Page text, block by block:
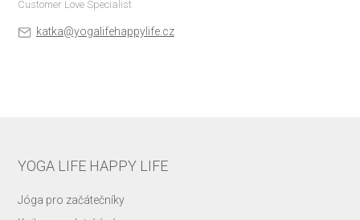
Customer Love Specialist
katka@yogalifehappylife.cz
YOGA LIFE HAPPY LIFE
Jóga pro začátečníky